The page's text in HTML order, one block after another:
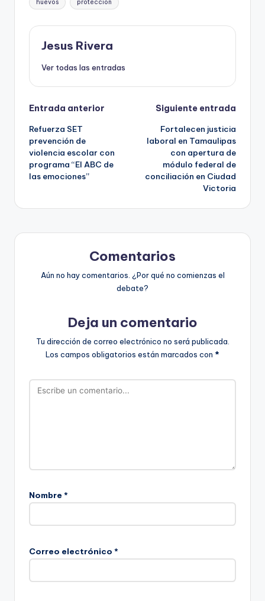
huevos protección
Jesus Rivera
Ver todas las entradas
Navegación
de
entradas
Entrada anterior
Refuerza SET
prevención de
violencia escolar con
programa “El ABC de
las emociones”
Siguiente entrada
Fortalecen justicia
laboral en Tamaulipas
con apertura de
módulo federal de
conciliación en Ciudad
Victoria
Comentarios
Aún no hay comentarios. ¿Por qué no comienzas el
debate?
Deja un comentario
Tu dirección de correo electrónico no será publicada.
Los campos obligatorios están marcados con *
Nombre *
Correo electrónico *